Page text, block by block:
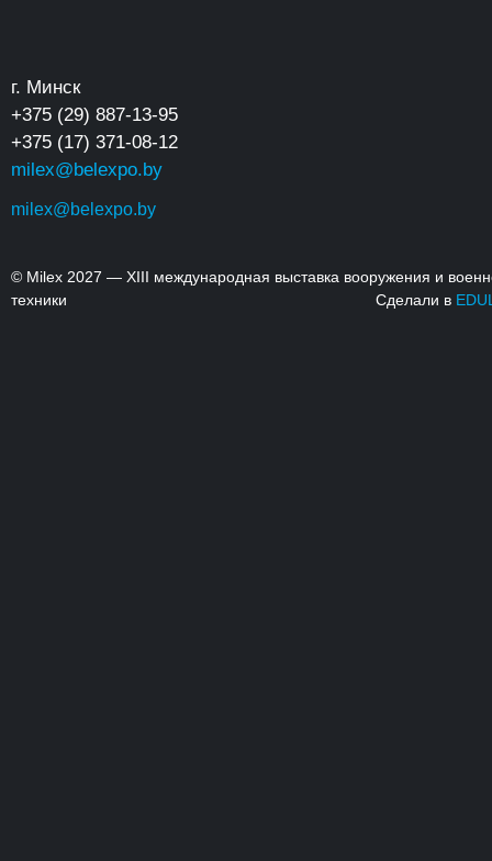
г. Минск
+375 (29) 887-13-95
+375 (17) 371-08-12
milex@belexpo.by
milex@belexpo.by
© Milex 2027 — XIII международная выставка вооружения и
техники
Сделали в